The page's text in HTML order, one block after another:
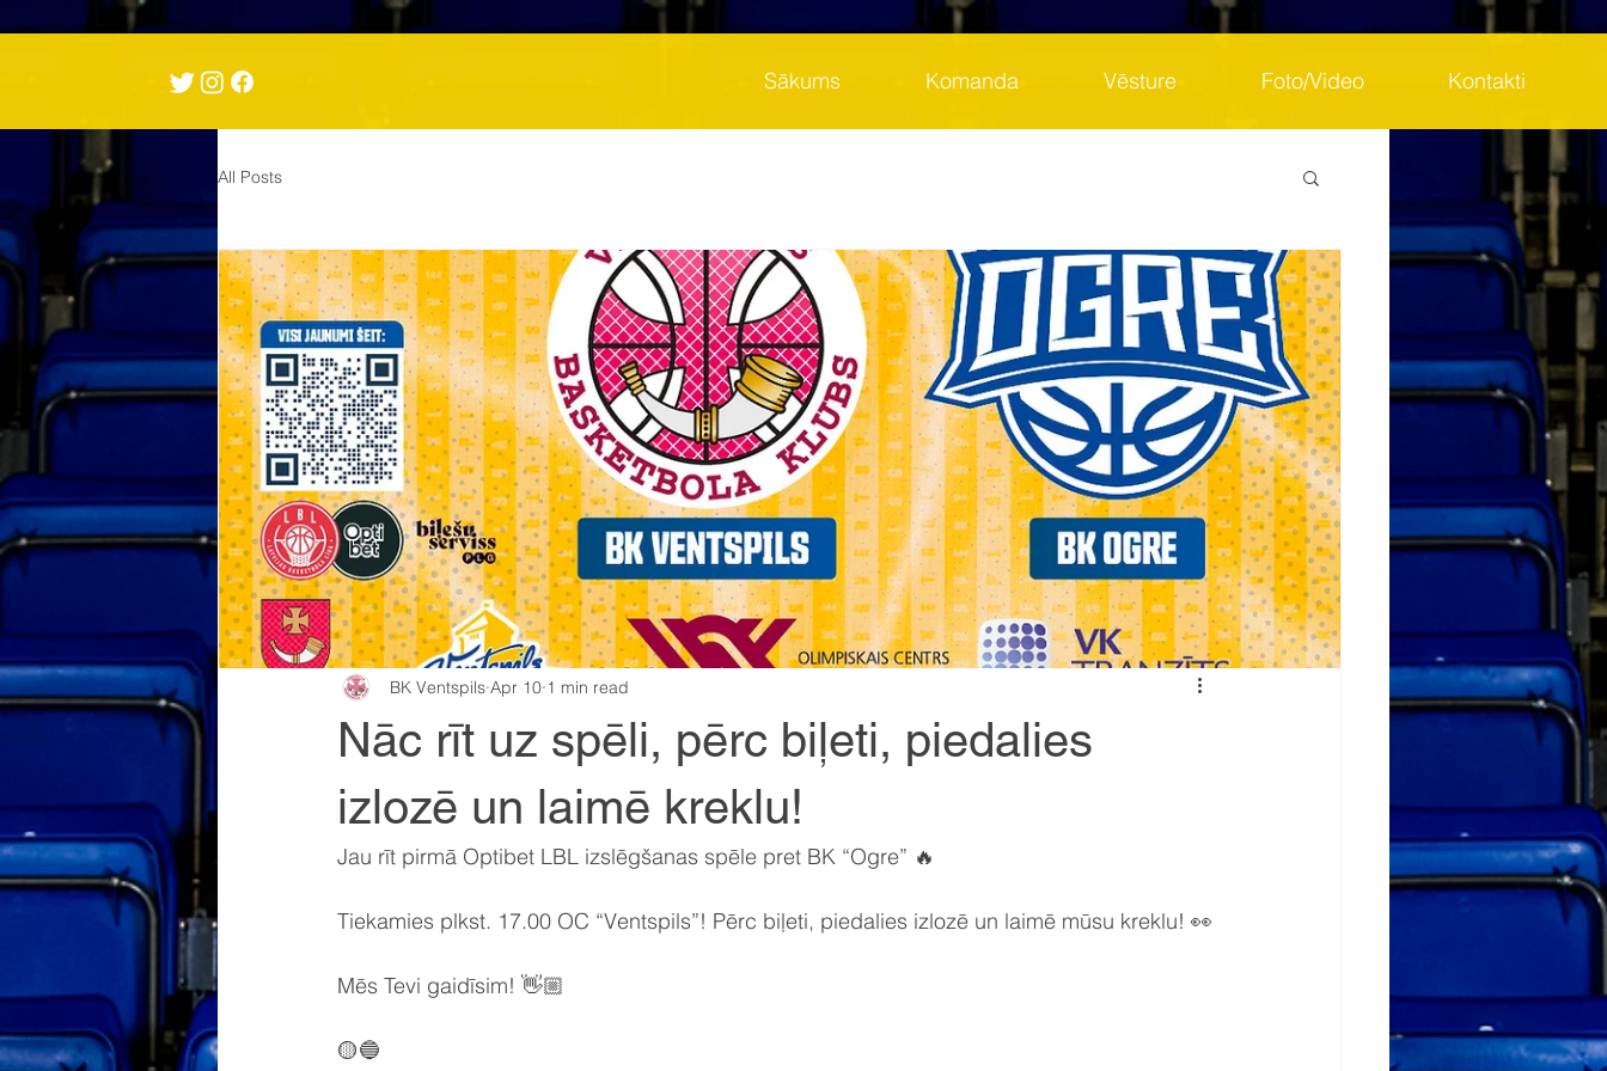
Sākums Komanda Vēsture Foto/Video Kontakti
All Posts
Nāc rīt uz spēli, pērc biļeti, piedalies
izlozē un laimē kreklu!
BK Ventspils Apr 10 1 min read
Jau rīt pirmā Optibet LBL izslēgšanas spēle pret BK “Ogre” 🔥
Tiekamies plkst. 17.00 OC “Ventspils”! Pērc biļeti, piedalies izlozē un laimē mūsu kreklu! 👀
Mēs Tevi gaidīsim! 👋🏼
🟡🔵